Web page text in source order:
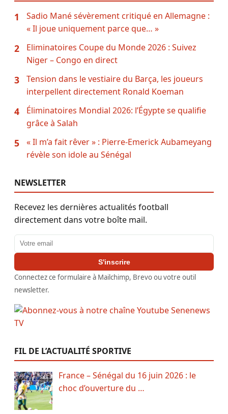
1
Sadio Mané sévèrement critiqué en Allemagne :
« Il joue uniquement parce que… »
2
Eliminatoires Coupe du Monde 2026 : Suivez
Niger – Congo en direct
3
Tension dans le vestiaire du Barça, les joueurs
interpellent directement Ronald Koeman
4
Éliminatoires Mondial 2026: l’Égypte se qualifie
grâce à Salah
5
« Il m’a fait rêver » : Pierre-Emerick Aubameyang
révèle son idole au Sénégal
NEWSLETTER
Recevez les dernières actualités football
directement dans votre boîte mail.
Adresse email
S'inscrire
Connectez ce formulaire à Mailchimp, Brevo ou votre outil
newsletter.
FIL DE L’ACTUALITÉ SPORTIVE
France – Sénégal du 16 juin 2026 : le
choc d’ouverture du …